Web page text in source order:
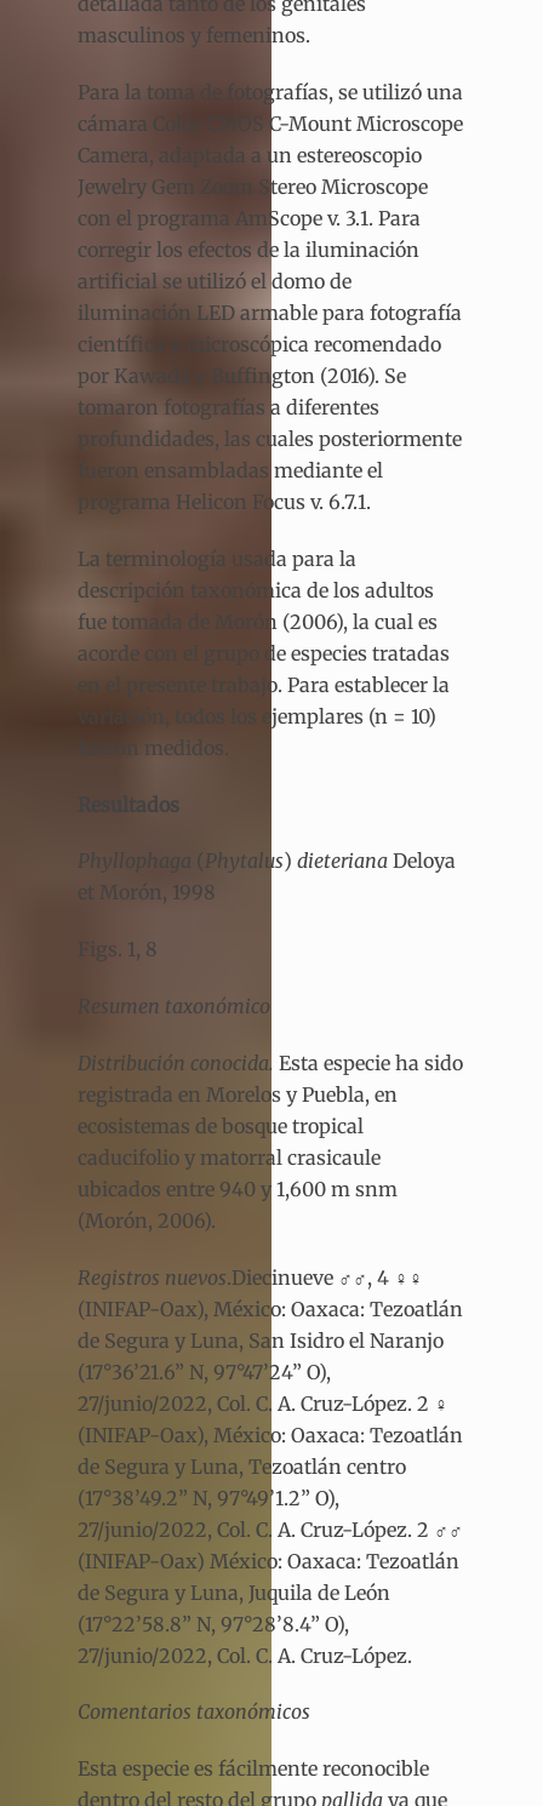
masculinos y femeninos.
Para la toma de fotografías, se utilizó una
cámara Color CMOS C-Mount Microscope
Camera, adaptada a un estereoscopio
Jewelry Gem Zoom Stereo Microscope
con el programa AmScope v. 3.1. Para
corregir los efectos de la iluminación
artificial se utilizó el domo de
iluminación LED armable para fotografía
científica y microscópica recomendado
por Kawada y Buffington (2016). Se
tomaron fotografías a diferentes
profundidades, las cuales posteriormente
fueron ensambladas mediante el
programa Helicon Focus v. 6.7.1.
La terminología usada para la
descripción taxonómica de los adultos
fue tomada de Morón (2006), la cual es
acorde con el grupo de especies tratadas
en el presente trabajo. Para establecer la
variación, todos los ejemplares (n = 10)
fueron medidos.
Resultados
Phyllophaga (Phytalus) dieteriana Deloya
et Morón, 1998
Figs. 1, 8
Resumen taxonómico
Distribución conocida. Esta especie ha sido
registrada en Morelos y Puebla, en
ecosistemas de bosque tropical
caducifolio y matorral crasicaule
ubicados entre 940 y 1,600 m snm
(Morón, 2006).
Registros nuevos.Diecinueve ♂♂, 4 ♀♀
(INIFAP-Oax), México: Oaxaca: Tezoatlán
de Segura y Luna, San Isidro el Naranjo
(17°36’21.6” N, 97°47’24” O),
27/junio/2022, Col. C. A. Cruz-López. 2 ♀
(INIFAP-Oax), México: Oaxaca: Tezoatlán
de Segura y Luna, Tezoatlán centro
(17°38’49.2” N, 97°49’1.2” O),
27/junio/2022, Col. C. A. Cruz-López. 2 ♂♂
(INIFAP-Oax) México: Oaxaca: Tezoatlán
de Segura y Luna, Juquila de León
(17°22’58.8” N, 97°28’8.4” O),
27/junio/2022, Col. C. A. Cruz-López.
Comentarios taxonómicos
Esta especie es fácilmente reconocible
dentro del resto del grupo pallida ya que